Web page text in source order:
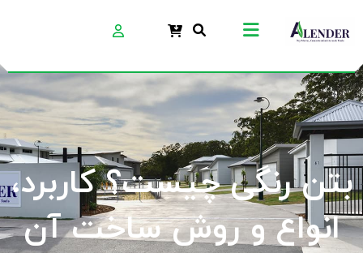
بتن رنگی چیست؟ کاربرد،
انواع و روش ساخت آن